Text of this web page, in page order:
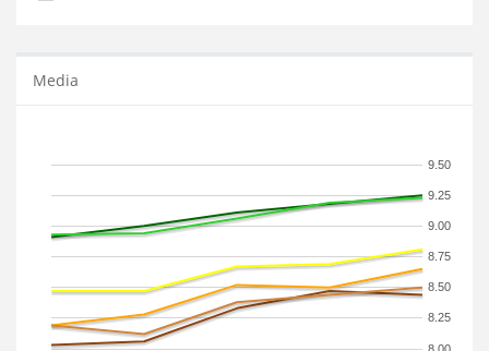
Media
8.25
8.50
8.75
9.00
9.25
9.50